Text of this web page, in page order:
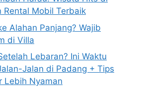
Rental Mobil Terbaik
Alahan Panjang? Wajib
di Villa
Lebaran? Ini Waktu
Jalan di Padang + Tips
Lebih Nyaman